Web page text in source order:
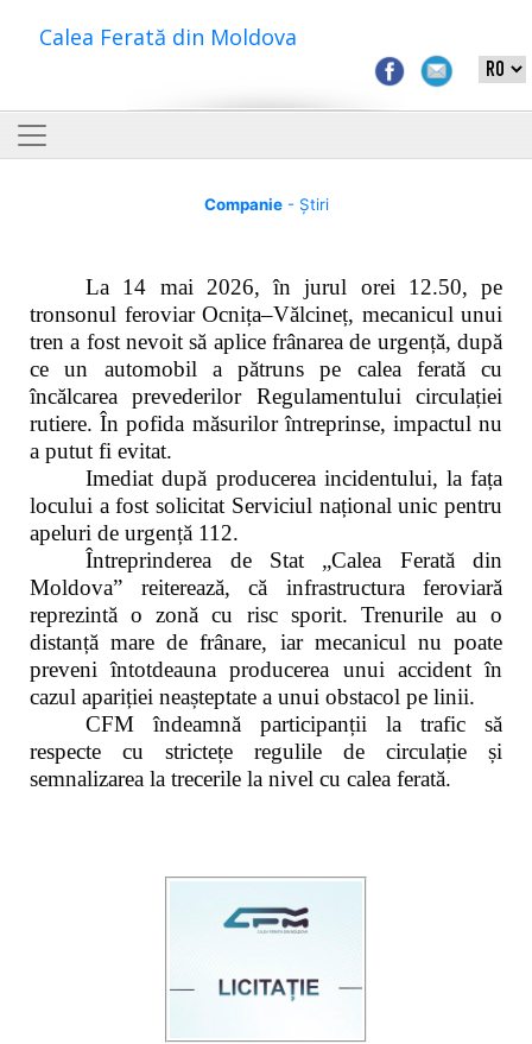
Calea Ferată din Moldova
Companie- Știri
La 14 mai 2026, în jurul orei 12.50, pe
tronsonul feroviar Ocnița–Vălcineț, mecanicul unui
tren a fost nevoit să aplice frânarea de urgență, după
ce un automobil a pătruns pe calea ferată cu
încălcarea prevederilor Regulamentului circulației
rutiere. În pofida măsurilor întreprinse, impactul nu
a putut fi evitat.
Imediat după producerea incidentului, la fața
locului a fost solicitat Serviciul național unic pentru
apeluri de urgență 112.
Întreprinderea de Stat „Calea Ferată din
Moldova” reiterează, că infrastructura feroviară
reprezintă o zonă cu risc sporit. Trenurile au o
distanță mare de frânare, iar mecanicul nu poate
preveni întotdeauna producerea unui accident în
cazul apariției neașteptate a unui obstacol pe linii.
CFM îndeamnă participanții la trafic să
respecte cu strictețe regulile de circulație și
semnalizarea la trecerile la nivel cu calea ferată.